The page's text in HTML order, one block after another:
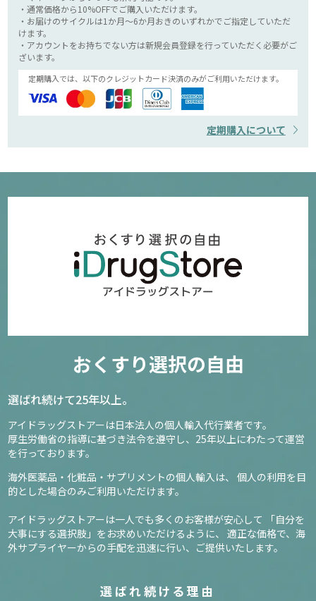
・通常価格から10%OFFでご購入いただけます。
・お届けのサイクルは1か月～6か月おきのいずれかでご指定していただ
けます。
・アカウントをお持ちでない方は新規会員登録を行っていただく必要がご
ざいます。
定期購入では、以下のクレジットカード決済のみがご利用いただけます。
定期購入について
おくすり選択の自由
選ばれ続けて25年以上。
アイドラッグストアーは日本法人の個人輸入代行業者です。
厚生労働省の指導に基づき法令を遵守し、 25年以上にわたって運営
を行っております。
海外医薬品・化粧品・サプリメントの個人輸入は、
個人の利用を目
的とした場合のみご利用いただけます。
アイドラッグストアーは一人でも多くのお客様が安心して
「自分を
大事にする選択肢」をお求めいただけるように、
適正な価格で、海
外サプライヤーからの手配を迅速に行い、ご提供いたします。
選ばれ続ける理由